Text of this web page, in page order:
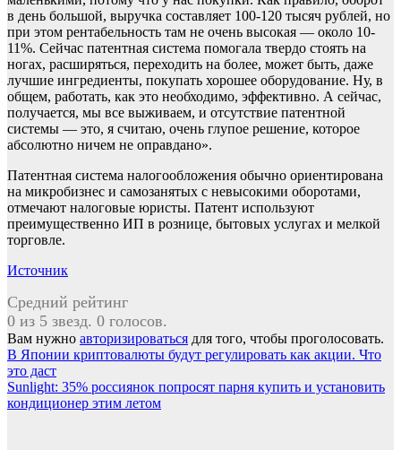
в день большой, выручка составляет 100-120 тысяч рублей, но
при этом рентабельность там не очень высокая — около 10-
11%. Сейчас патентная система помогала твердо стоять на
ногах, расширяться, переходить на более, может быть, даже
лучшие ингредиенты, покупать хорошее оборудование. Ну, в
общем, работать, как это необходимо, эффективно. А сейчас,
получается, мы все выживаем, и отсутствие патентной
системы — это, я считаю, очень глупое решение, которое
абсолютно ничем не оправдано».
Патентная система налогообложения обычно ориентирована
на микробизнес и самозанятых с невысокими оборотами,
отмечают налоговые юристы. Патент используют
преимущественно ИП в рознице, бытовых услугах и мелкой
торговле.
Источник
Средний рейтинг
0 из 5 звезд. 0 голосов.
Вам нужно авторизироваться для того, чтобы проголосовать.
Навигация
по
записям
В Японии криптовалюты будут регулировать как акции. Что
это даст
Sunlight: 35% россиянок попросят парня купить и установить
кондиционер этим летом